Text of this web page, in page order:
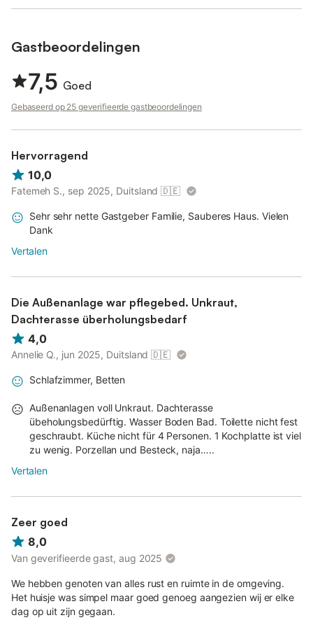
Gastbeoordelingen
7,5 Goed
Gebaseerd op 25 geverifieerde gastbeoordelingen
Hervorragend
10,0
Fatemeh S., sep 2025, Duitsland 🇩🇪
Sehr sehr nette Gastgeber Familie, Sauberes Haus. Vielen
Dank
Vertalen
Die Außenanlage war pflegebed. Unkraut,
Dachterasse überholungsbedarf
4,0
Annelie Q., jun 2025, Duitsland 🇩🇪
Schlafzimmer, Betten
Außenanlagen voll Unkraut. Dachterasse
übeholungsbedürftig. Wasser Boden Bad. Toilette nicht fest
geschraubt. Küche nicht für 4 Personen. 1 Kochplatte ist viel
zu wenig. Porzellan und Besteck, naja…..
Vertalen
Zeer goed
8,0
Van geverifieerde gast, aug 2025
We hebben genoten van alles rust en ruimte in de omgeving.
Het huisje was simpel maar goed genoeg aangezien wij er elke
dag op uit zijn gegaan.